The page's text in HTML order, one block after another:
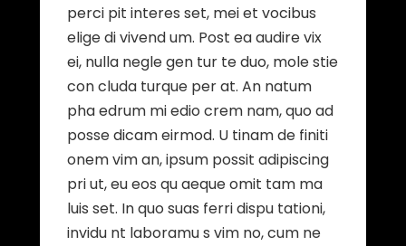
perci pit interes set, mei et vocibus
elige di vivend um. Post ea audire vix
ei, nulla negle gen tur te duo, mole stie
con cluda turque per at. An natum
pha edrum mi edio crem nam, quo ad
posse dicam eirmod. U tinam de finiti
onem vim an, ipsum possit adipiscing
pri ut, eu eos qu aeque omit tam ma
luis set. In quo suas ferri dispu tationi,
invidu nt laboramu s vim no, cum ne